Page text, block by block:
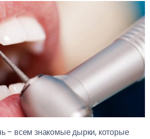
– всем знакомые дырки, которые